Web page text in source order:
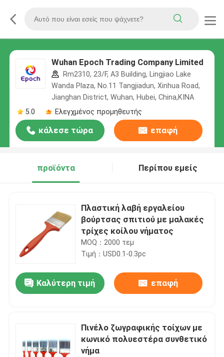
Wuhan Epoch Trading Company Limited
Rm2310, 23/F, A3 Building, Lingjiao Lake
Wanda Plaza, No.11 Tangjiadun, Xinhua Road,
Jianghan District, Wuhan, Hubei, China,ΚΙΝΑ
5.0
Ελεγχμένος προμηθευτής
κάλεσε τώρα επαφή
προϊόντα Περίπου εμείς
Πλαστική λαβή εργαλείου
βούρτσας σπιτιού με μαλακές
τρίχες κοίλου νήματος
MOQ：2000 τεμ
Τιμή：USD0.1-0.3pc
Καλύτερη τιμή επαφή
Πινέλο ζωγραφικής τοίχων με
κωνικό πολυεστέρα συνθετικό
νήμα